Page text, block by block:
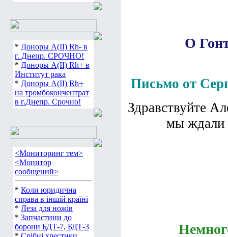
* Доноры А(ІІ) Rh- в
г. Днепр. СРОЧНО!
* Доноры А(ІІ) Rh+ в
Институт рака
* Доноры А(ІІ) Rh+
на тромбокончентрат
в г.Днепр. Срочно!
<Мониторинг тем>
<Монитор
сообщений>
* Коли юридична
справа в іншій країні
* Леза для ножів
* Запчастини до
борони БДТ-7, БДТ-3
О
Письмо от
Здравствуйте
мы ждали